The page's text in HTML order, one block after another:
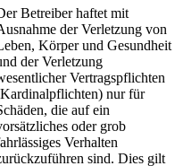
Betreiber haftet mit
der Verletzung von
Körper und Gesundheit
der Verletzung
Vertragspflichten
nur für
die auf ein
oder grob
Verhalten
sind. Dies gilt